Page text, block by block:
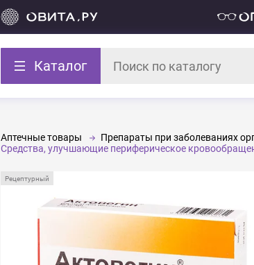
Каталог
Аптечные товары Препараты при заболеваниях
Средства, улучшающие периферическое
Рецептурный